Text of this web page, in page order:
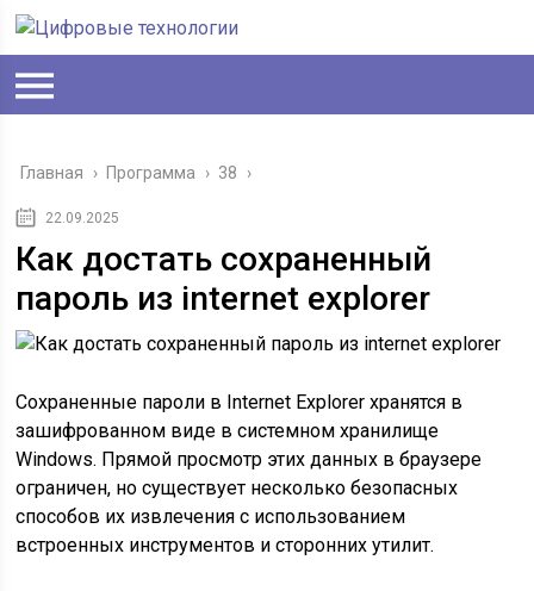
Главная › Программа › 38 ›
22.09.2025
Как достать сохраненный
пароль из internet explorer
Сохраненные пароли в Internet Explorer хранятся в
зашифрованном виде в системном хранилище
Windows. Прямой просмотр этих данных в браузере
ограничен, но существует несколько безопасных
способов их извлечения с использованием
встроенных инструментов и сторонних утилит.